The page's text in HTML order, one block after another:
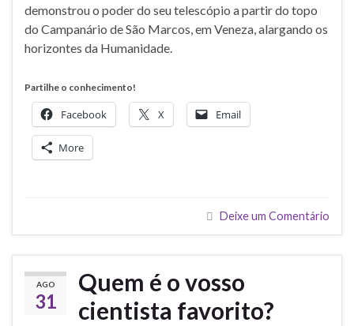
demonstrou o poder do seu telescópio a partir do topo
do Campanário de São Marcos, em Veneza, alargando os
horizontes da Humanidade.
Partilhe o conhecimento!
Facebook X Email
More
Deixe um Comentário
AGO
31
Quem é o vosso
cientista favorito?